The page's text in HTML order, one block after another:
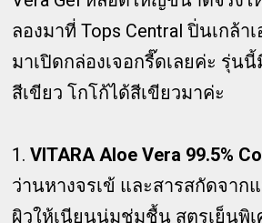
ลองมาที่ Tops Central ปิ่นเกล้า
มาเปิดกล่องเจอกรี๊ดเลยค่ะ รุ่น
สีเขียว โกโก้ได้สีเขียวมาค่ะ
1.VITARA Aloe Vera 99.5%
ว่านหางจรเข้ และสารสกัดจาก
ผิวให้เนียนนุ่มชุ่มชื้น สูตรเย็นพิเ